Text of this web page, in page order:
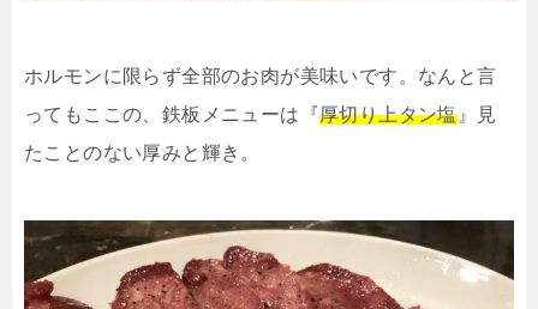
ホルモンに限らず全部のお肉が美味いです。なんと言
ってもここの、鉄板メニューは『 厚切り上タン塩』見
たことのない厚みと輝き。